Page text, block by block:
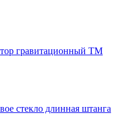
гравитационный TM